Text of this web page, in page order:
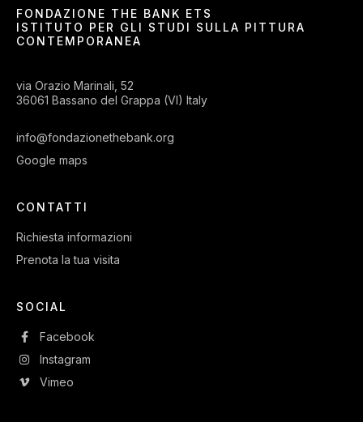
FONDAZIONE THE BANK ETS
ISTITUTO PER GLI STUDI SULLA PITTURA
CONTEMPORANEA
via Orazio Marinali, 52
36061 Bassano del Grappa (VI) Italy
info@fondazionethebank.org
Google maps
CONTATTI
Richiesta informazioni
Prenota la tua visita
SOCIAL
Facebook
Instagram
Vimeo